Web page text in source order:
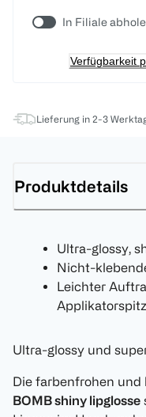
In Filiale
Verfügbarkeit
Lieferung in 2-3
Produktdetails
Ultra-glossy,
Nicht-
Leichter
Ultra-glossy und
Die farbenfrohen
BOMB shiny lipglosse